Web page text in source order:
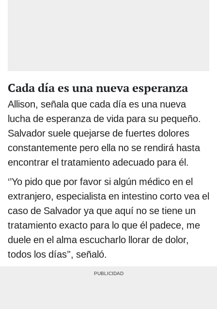
Cada día es una nueva esperanza
Allison, señala que cada día es una nueva
lucha de esperanza de vida para su pequeño.
Salvador suele quejarse de fuertes dolores
constantemente pero ella no se rendirá hasta
encontrar el tratamiento adecuado para él.
‘’Yo pido que por favor si algún médico en el
extranjero, especialista en intestino corto vea el
caso de Salvador ya que aquí no se tiene un
tratamiento exacto para lo que él padece, me
duele en el alma escucharlo llorar de dolor,
todos los días’', señaló.